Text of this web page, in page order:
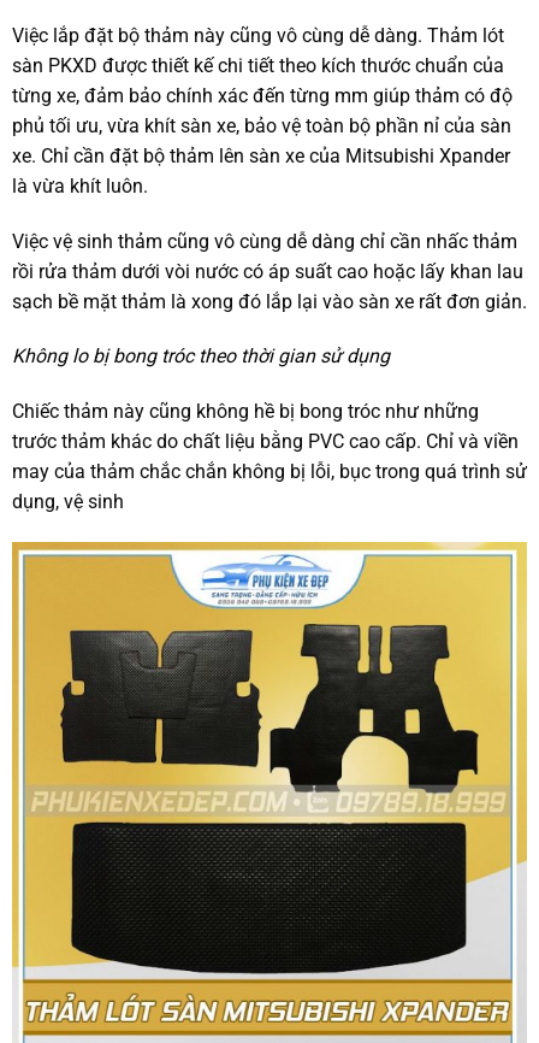
Việc lắp đặt bộ thảm này cũng vô cùng dễ dàng. Thảm lót
sàn PKXD được thiết kế chi tiết theo kích thước chuẩn của
từng xe, đảm bảo chính xác đến từng mm giúp thảm có độ
phủ tối ưu, vừa khít sàn xe, bảo vệ toàn bộ phần nỉ của sàn
xe. Chỉ cần đặt bộ thảm lên sàn xe của Mitsubishi Xpander
là vừa khít luôn.
Việc vệ sinh thảm cũng vô cùng dễ dàng chỉ cần nhấc thảm
rồi rửa thảm dưới vòi nước có áp suất cao hoặc lấy khan lau
sạch bề mặt thảm là xong đó lắp lại vào sàn xe rất đơn giản.
Không lo bị bong tróc theo thời gian sử dụng
Chiếc thảm này cũng không hề bị bong tróc như những
trước thảm khác do chất liệu bằng PVC cao cấp. Chỉ và viền
may của thảm chắc chắn không bị lỗi, bục trong quá trình sử
dụng, vệ sinh